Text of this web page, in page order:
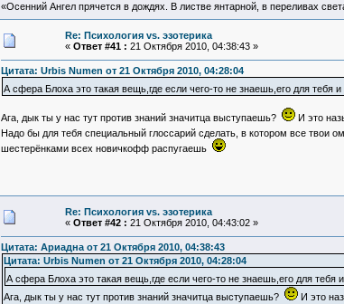
«Осенний Ангел прячется в дождях. В листве янтарной, в переливах
Re: Психология vs. эзотерика
« Ответ #41 : 21 Октября 2010, 04:38:43 »
Цитата: Urbis Numen от 21 Октября 2010, 04:28:04
А сфера Блоха это такая вещь,где если чего-то не знаешь,его для тебя и
Ага, дык ты у нас тут против знаний значитца выступаешь? И это
Надо бы для тебя специальный глоссарий сделать, в котором все твои
шестерёнками всех новичкофф распугаешь
Re: Психология vs. эзотерика
« Ответ #42 : 21 Октября 2010, 04:43:02 »
Цитата: Ариадна от 21 Октября 2010, 04:38:43
Цитата: Urbis Numen от 21 Октября 2010, 04:28:04
А сфера Блоха это такая вещь,где если чего-то не знаешь,его для тебя и
Ага, дык ты у нас тут против знаний значитца выступаешь?
И это